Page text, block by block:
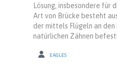
Lösung, insbesondere für
Art von Brücke besteht
der mittels Flügeln an
natürlichen Zähnen
EAGLES